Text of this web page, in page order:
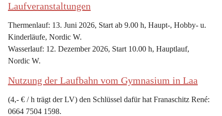
Laufveranstaltungen
Thermenlauf: 13. Juni 2026, Start ab 9.00 h, Haupt-, Hobby- u.
Kinderläufe, Nordic W.
Wasserlauf: 12. Dezember 2026, Start 10.00 h, Hauptlauf,
Nordic W.
Nutzung der Laufbahn vom Gymnasium in Laa
(4,- € / h trägt der LV) den Schlüssel dafür hat Franaschitz René:
0664 7504 1598.